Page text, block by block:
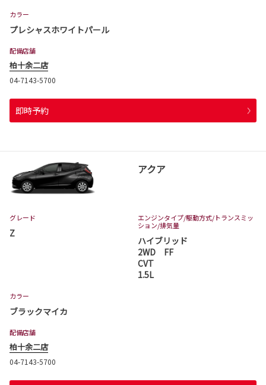
カラー
プレシャスホワイトパール
配備店舗
柏十余二店
04-7143-5700
即時予約
アクア
グレード
Z
エンジンタイプ/駆動方式/トランスミッ
ション/排気量
ハイブリッド
2WD FF
CVT
1.5L
カラー
ブラックマイカ
配備店舗
柏十余二店
04-7143-5700